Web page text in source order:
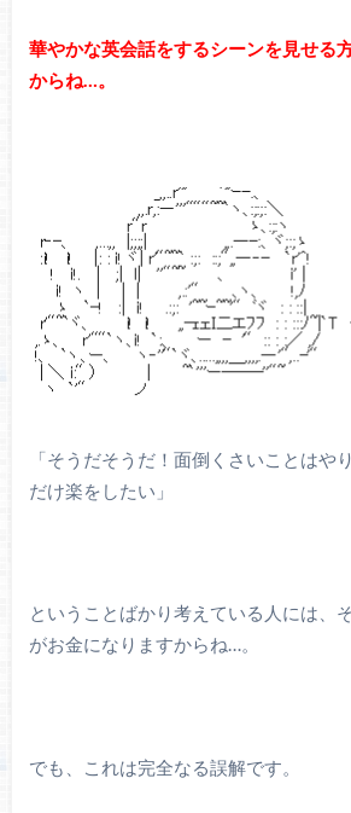
華やかな英会話をするシーンを見せる
からね…。
「そうだそうだ！面倒くさいことはや
だけ楽をしたい」
ということばかり考えている人には、
がお金になりますからね…。
でも、これは完全なる誤解です。